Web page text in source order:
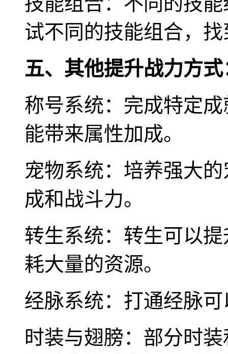
试不同的技能组合，
五、其他提升战力方式
称号系统：完成特定
能带来属性加成。
宠物系统：培养强大
成和战斗力。
转生系统：转生可以
耗大量的资源。
经脉系统：打通经脉
时装与翅膀：部分时